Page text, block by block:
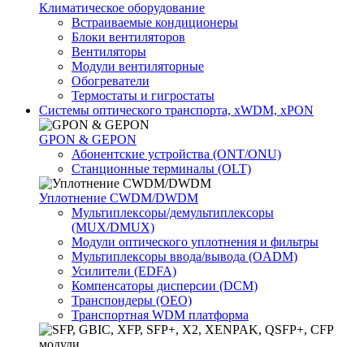
Климатичeское оборудование
Встраиваемые кондиционеры
Блоки вентиляторов
Вентиляторы
Модули вентиляторные
Обогреватели
Термостаты и гигростаты
Системы оптического транспорта, xWDM, xPON
GPON & GEPON
Абонентские устройства (ONT/ONU)
Станционные терминалы (OLT)
Уплотнение CWDM/DWDM
Мультиплексоры/демультиплексоры
(MUX/DMUX)
Модули оптического уплотнения и фильтры
Мультиплексоры ввода/вывода (OADM)
Усилители (EDFA)
Компенсаторы дисперсии (DCM)
Транспондеры (OEO)
Транспортная WDM платформа